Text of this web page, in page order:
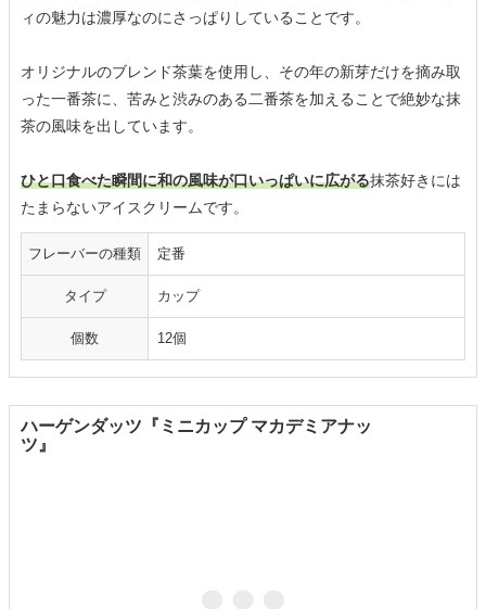
ィの魅力は濃厚なのにさっぱりしていることです。
オリジナルのブレンド茶葉を使用し、その年の新芽だけを摘み取
った一番茶に、苦みと渋みのある二番茶を加えることで絶妙な抹
茶の風味を出しています。
ひと口食べた瞬間に和の風味が口いっぱいに広がる抹茶好きには
たまらないアイスクリームです。
フレーバーの種類 定番
タイプ カップ
個数 12個
ハーゲンダッツ『ミニカップ マカデミアナッ
ツ』